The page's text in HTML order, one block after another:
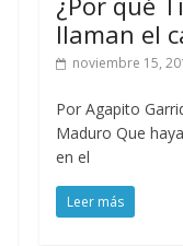
llaman el
noviembre 15,
Por Agapito
Maduro Que
en el
Leer más